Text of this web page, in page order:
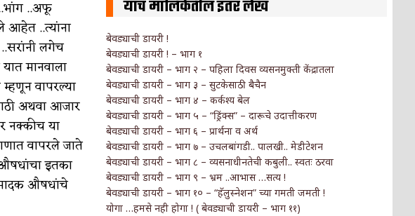
..अफू
आहेत ..त्यांना
..सरांनी लगेच
मानवाला
वापरल्या
अथवा आजार
नक्कीच या
वापरले जाते
इतका
औषधांचे
याच मालिकेतील इतर लेख
बेवड्याची डायरी !
बेवड्याची डायरी ! – भाग १
बेवड्याची डायरी – भाग २ – पहिला दिवस व्यसनमुक्ती केंद्रातला
बेवड्याची डायरी – भाग ३ – सुटकेसाठी बैचैन
बेवड्याची डायरी – भाग ४ – कर्कश्य बेल
बेवड्याची डायरी – भाग ५ – “ड्रिंक्स” – दारूचे उदात्तीकरण
बेवड्याची डायरी – भाग ६ – प्रार्थना व अर्थ
बेवड्याची डायरी – भाग ७ – उचलबांगडी.. पालखी.. मेडीटेशन
बेवड्याची डायरी – भाग ८ – व्यसनाधीनतेची कबुली.. स्वतः ठरवा
बेवड्याची डायरी – भाग ९ – भ्रम ..आभास …सत्य !
बेवड्याची डायरी – भाग १० – “हॅलुस्नेशन” च्या गमती जमती !
योगा …हमसे नही होगा ! ( बेवड्याची डायरी – भाग ११)